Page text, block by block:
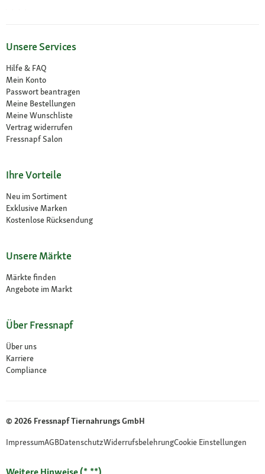
Unsere Services
Hilfe & FAQ
Mein Konto
Passwort beantragen
Meine Bestellungen
Meine Wunschliste
Vertrag widerrufen
Fressnapf Salon
Ihre Vorteile
Neu im Sortiment
Exklusive Marken
Kostenlose Rücksendung
Unsere Märkte
Märkte finden
Angebote im Markt
Über Fressnapf
Über uns
Karriere
Compliance
© 2026 Fressnapf Tiernahrungs GmbH
ImpressumAGBDatenschutzWiderrufsbelehrungCookie Einstellungen